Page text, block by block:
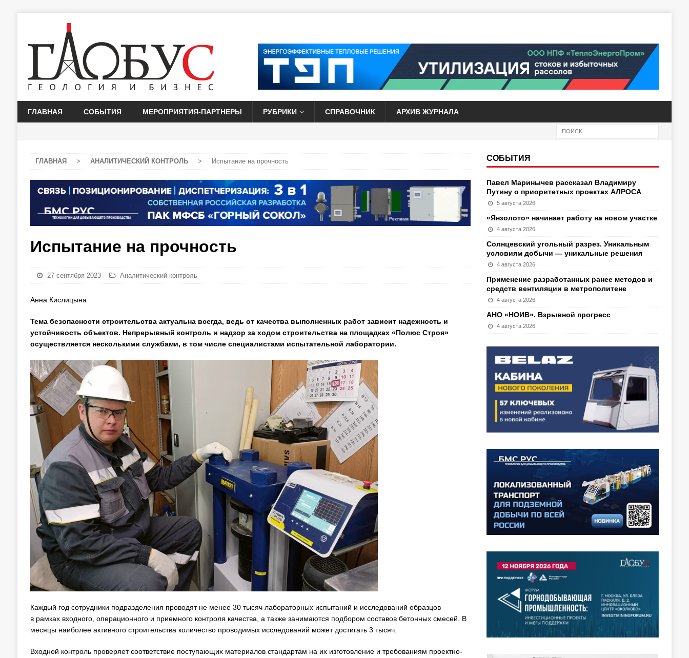
ГЛАВНАЯ СОБЫТИЯ МЕРОПРИЯТИЯ-ПАРТНЕРЫ РУБРИКИ СПРАВОЧНИК АРХИВ ЖУРНАЛА
ГЛАВНАЯ > АНАЛИТИЧЕСКИЙ КОНТРОЛЬ > Испытание на прочность
Испытание на прочность
27 сентября 2023 Аналитический контроль
Анна Кислицына
Тема безопасности строительства актуальна всегда, ведь от качества выполненных работ зависит надежность и
устойчивость объектов. Непрерывный контроль и надзор за ходом строительства на площадках «Полюс Строя»
осуществляется несколькими службами, в том числе специалистами испытательной лаборатории.
Каждый год сотрудники подразделения проводят не менее 30 тысяч лабораторных испытаний и исследований образцов
в рамках входного, операционного и приемного контроля качества, а также занимаются подбором составов бетонных смесей. В
месяцы наиболее активного строительства количество проводимых исследований может достигать 3 тысяч.
Входной контроль проверяет соответствие поступающих материалов стандартам на их изготовление и требованиям проектно-
СОБЫТИЯ
Павел Маринычев рассказал Владимиру
Путину о приоритетных проектах АЛРОСА
5 августа 2026
«Янзолото» начинает работу на новом участке
4 августа 2026
Солнцевский угольный разрез. Уникальным
условиям добычи — уникальные решения
4 августа 2026
Применение разработанных ранее методов и
средств вентиляции в метрополитене
4 августа 2026
АНО «НОИВ». Взрывной прогресс
4 августа 2026